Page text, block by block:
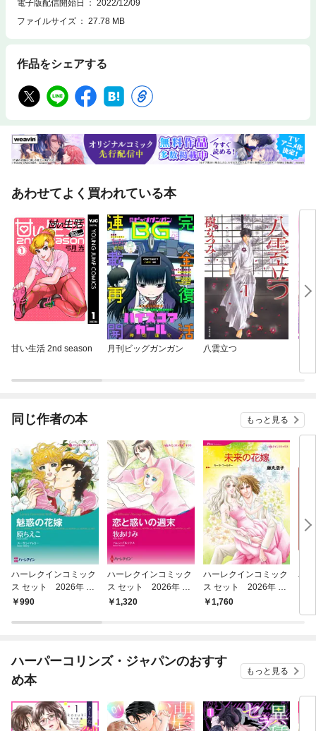
電子版配信開始日
2022/12/09
ファイルサイズ
27.78 MB
作品をシェアする
あわせてよく買われている本
甘い生活 2nd season 月刊ビッグガンガン 八雲立つ
【
同じ作者の本 もっと見る
ハーレクインコミック
ス セット 2026年 vo
l.800
990
ハーレクインコミック
ス セット 2026年 vo
l.856
1,320
ハーレクインコミック
ス セット 2026年 vo
l.911
1,760
ハ
ハーパーコリンズ・ジャパンのおすす
め本
もっと見る